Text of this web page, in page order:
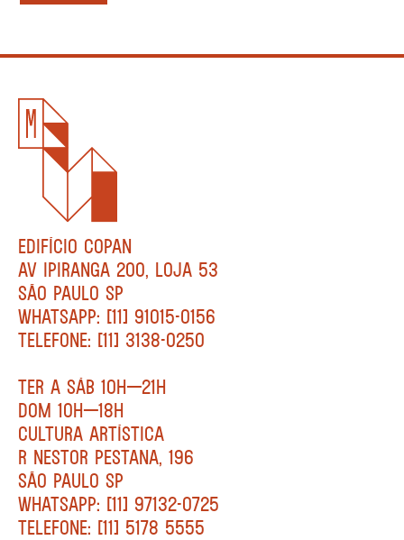
EDIFÍCIO COPAN
AV IPIRANGA 200, LOJA 53
SÃO PAULO SP
WHATSAPP: [11] 91015-0156
TELEFONE: [11] 3138-0250
TER A SÁB 10H—21H
DOM 10H—18H
CULTURA ARTÍSTICA
R NESTOR PESTANA, 196
SÃO PAULO SP
WHATSAPP: [11] 97132-0725
TELEFONE: [11] 5178 5555